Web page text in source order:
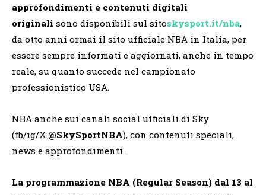
approfondimenti e contenuti digitali
originali sono disponibili sul sitoskysport.it/nba,
da otto anni ormai il sito ufficiale NBA in Italia, per
essere sempre informati e aggiornati, anche in tempo
reale, su quanto succede nel campionato
professionistico USA.
NBA anche sui canali social ufficiali di Sky
(fb/ig/X @SkySportNBA), con contenuti speciali,
news e approfondimenti.
La programmazione NBA (Regular Season) dal 13 al